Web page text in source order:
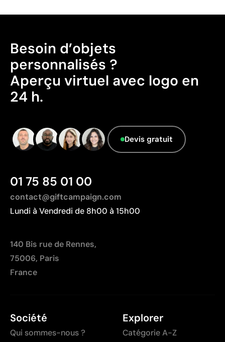
Besoin d’objets
personnalisés ?
Aperçu virtuel avec logo en
24 h.
Devis gratuit
01 75 85 01 00
contact@giftcampaign.com
Lundi à Vendredi de 8h00 à 15h00
140 Bis rue de Rennes,
75006, Paris
France
Société
Qui sommes-nous ?
Explorer
Catégorie A-Z